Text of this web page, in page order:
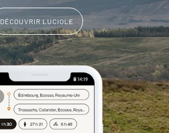
DÉCOUVRIR LUCIOLE